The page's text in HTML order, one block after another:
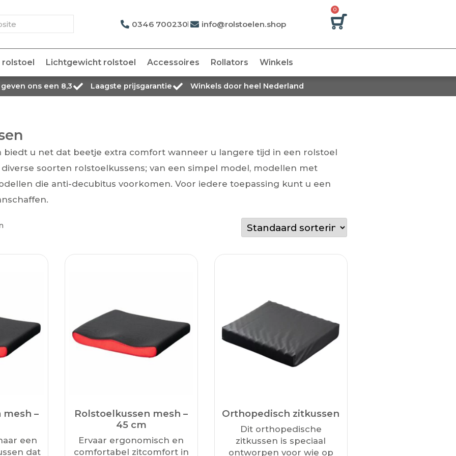
0346 700230 info@rolstoelen.shop
0
rolstoel Lichtgewicht rolstoel Accessoires Rollators Winkels
ons een 8,3 Laagste prijsgarantie Winkels door heel Nederland
biedt u net dat beetje extra comfort wanneer u langere tijd in een rolstoel
soorten rolstoelkussens; van een simpel model, modellen met
die anti-decubitus voorkomen. Voor iedere toepassing kunt u een
mesh –
een
dat
Rolstoelkussen mesh –
45 cm
Ervaar ergonomisch en
comfortabel zitcomfort in
Orthopedisch zitkussen
Dit orthopedische
zitkussen is speciaal
ontworpen voor wie op